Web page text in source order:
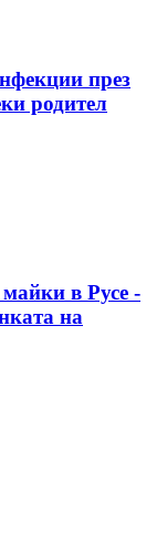
през
родител
в Русе -
на